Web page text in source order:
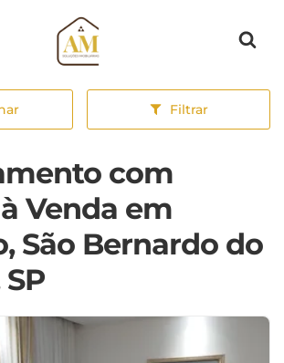
Página inicial
Filtrar
com
Venda em
São Bernardo do